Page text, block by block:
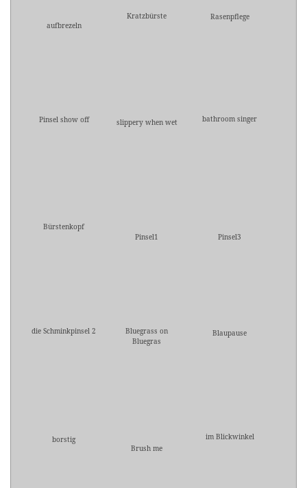
aufbrezeln
Kratzbürste Rasenpflege
Pinsel show off slippery when wet bathroom singer
Bürstenkopf
Pinsel1
Pinsel3
die Schminkpinsel 2
Bluegrass on
Bluegras
Blaupause
borstig
Brush me
im Blickwinkel